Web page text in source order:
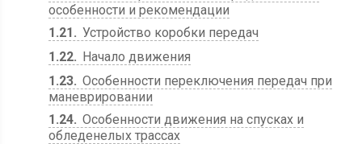
особенности и рекомендации
1.21
Устройство коробки передач
1.22
Начало движения
1.23 Особенности переключения передач при
маневрировании
1.24 Особенности движения на спусках и
обледенелых трассах